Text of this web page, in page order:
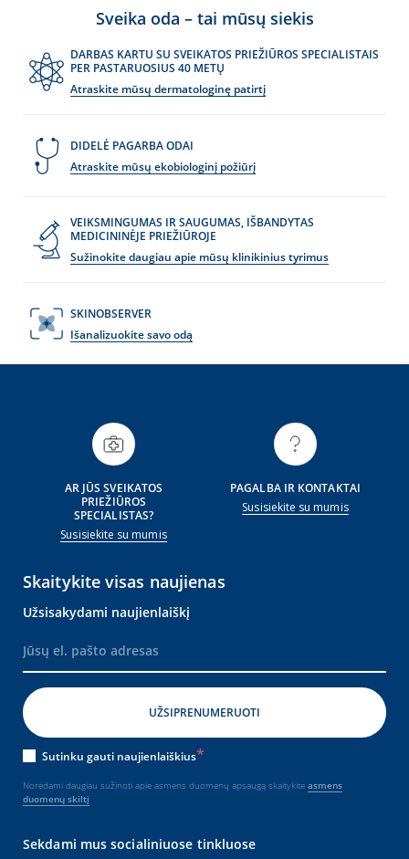
Sveika oda – tai mūsų siekis
DARBAS KARTU SU SVEIKATOS PRIEŽIŪROS SPECIALISTAIS
PER PASTARUOSIUS 40 METŲ
Atraskite mūsų dermatologinę patirtį
DIDELĖ PAGARBA ODAI
Atraskite mūsų ekobiologinį požiūrį
VEIKSMINGUMAS IR SAUGUMAS, IŠBANDYTAS
MEDICININĖJE PRIEŽIŪROJE
Sužinokite daugiau apie mūsų klinikinius tyrimus
SKINOBSERVER
Išanalizuokite savo odą
AR JŪS SVEIKATOS
PRIEŽIŪROS
SPECIALISTAS?
Susisiekite su mumis
PAGALBA IR KONTAKTAI
Susisiekite su mumis
Skaitykite visas naujienas
Užsisakydami naujienlaiškį
Sutinku gauti naujienlaiškius
Norėdami daugiau sužinoti apie asmens duomenų apsaugą skaitykite asmens
duomenų skiltį
Sekdami mus socialiniuose tinkluose